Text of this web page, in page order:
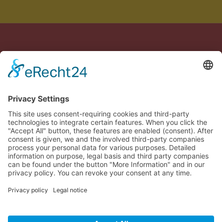
Hecho con cariño en Alemania y España
Aviso legal Política de privacidad
Confirmar tu pedido
Close
seguro a través de Stripe.